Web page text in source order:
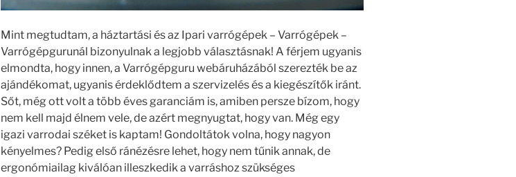
Mint megtudtam, a háztartási és az Ipari varrógépek – Varrógépek –
Varrógépgurunál bizonyulnak a legjobb választásnak! A férjem ugyanis
elmondta, hogy innen, a Varrógépguru webáruházából szerezték be az
ajándékomat, ugyanis érdeklődtem a szervizelés és a kiegészítők iránt.
Sőt, még ott volt a több éves garanciám is, amiben persze bízom, hogy
nem kell majd élnem vele, de azért megnyugtat, hogy van. Még egy
igazi varrodai széket is kaptam! Gondoltátok volna, hogy nagyon
kényelmes? Pedig első ránézésre lehet, hogy nem tűnik annak, de
ergonómiailag kiválóan illeszkedik a varráshoz szükséges